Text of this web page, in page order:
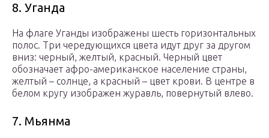
8. Уганда
На флаге Уганды изображены шесть горизонтальных
полос. Три чередующихся цвета идут друг за другом
вниз: черный, желтый, красный. Черный цвет
обозначает афро-американское население страны,
желтый – солнце, а красный – цвет крови. В центре в
белом кругу изображен журавль, повернутый влево.
7. Мьянма